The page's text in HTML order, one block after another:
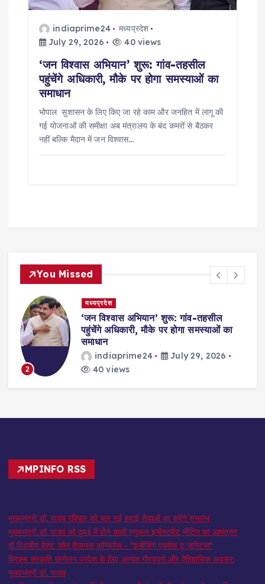
indiaprime24
मध्यप्रदेश
July 29, 2026
40 views
‘जन विश्वास अभियान’ शुरू: गांव-तहसील
पहुंचेंगे अधिकारी, मौके पर होगा समस्याओं का
समाधान
भोपाल सुशासन के लिए किए जा रहे काम और जनहित में लागू की
गई योजनाओं की समीक्षा अब मंत्रालय के बंद कमरों से बैठकर
नहीं बल्कि मैदान में जन विश्वास…
You Missed
2
मध्यप्रदेश
‘जन विश्वास अभियान’ शुरू: गांव-तहसील
पहुंचेंगे अधिकारी, मौके पर होगा समस्याओं का
समाधान
indiaprime24
July 29, 2026
40 views
MPINFO RSS
मुख्यमंत्री डॉ. यादव रविवार को चार नई हवाई सेवाओं का करेंगे शुभारंभ
मुख्यमंत्री डॉ. यादव को दुबई में होने वाली एनुअल इन्वेस्टमेंट मीटिंग का आमंत्रण
दो दिवसीय वेस्ट जोन रीजनल कॉन्फ्रेंस - "इन्हेंसिंग एक्सेस टू जस्टिस"
ब्रिक्स संस्कृति सम्मेलन प्रदेश के लिए अत्यंत गौरवपूर्ण और ऐतिहासिक अवसर:
मुख्यमंत्री डॉ. यादव